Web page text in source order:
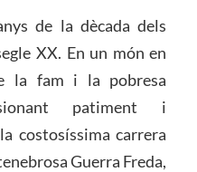
de la dècada dels
XX. En un món en
la fam i la pobresa
patiment i
costosíssima carrera
Guerra Freda,